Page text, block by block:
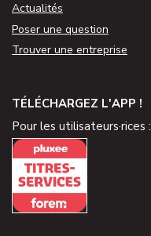
Actualités
Poser une question
Trouver une entreprise
TÉLÉCHARGEZ L'APP !
Pour les utilisateurs·rices :